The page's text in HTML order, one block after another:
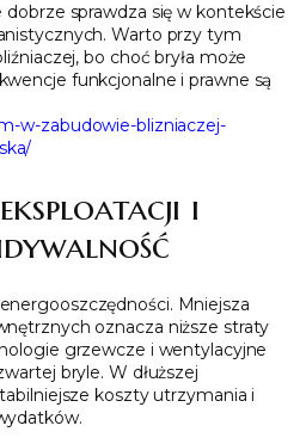
sprawdza się w kontekście
Warto przy tym
bo choć bryła może
funkcjonalne i prawne są
w-zabudowie-blizniaczej-
i
Mniejsza
oznacza niższe straty
grzewcze i wentylacyjne
bryle. W dłuższej
koszty utrzymania i